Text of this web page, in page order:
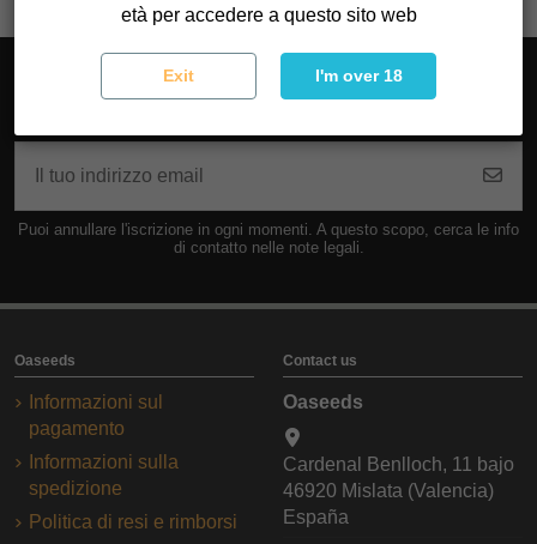
Iscriviti alla newsletter
Puoi annullare l'iscrizione in ogni momenti. A questo scopo, cerca le info
di contatto nelle note legali.
Oaseeds
Informazioni sul
pagamento
Informazioni sulla
spedizione
Politica di resi e rimborsi
Contact us
Oaseeds
Cardenal Benlloch, 11 bajo
46920 Mislata (Valencia)
España
età per accedere a questo sito web
Exit I'm over 18